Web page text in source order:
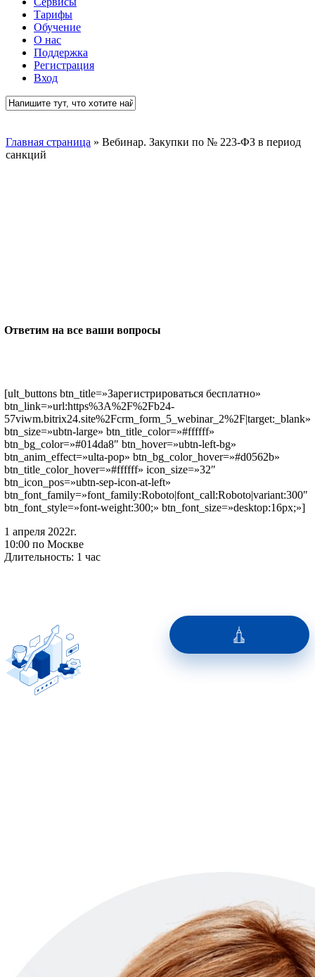
Тарифы
Обучение
О нас
Поддержка
Регистрация
Вход
Главная страница » Вебинар. Закупки по № 223-ФЗ в период
санкций
Ответим на все ваши вопросы
[ult_buttons btn_title=»Зарегистрироваться бесплатно»
btn_link=»url:https%3A%2F%2Fb24-
57viwm.bitrix24.site%2Fcrm_form_5_webinar_2%2F|target:_blank»
btn_size=»ubtn-large» btn_title_color=»#ffffff»
btn_bg_color=»#014da8″ btn_hover=»ubtn-left-bg»
btn_anim_effect=»ulta-pop» btn_bg_color_hover=»#d0562b»
btn_title_color_hover=»#ffffff» icon_size=»32″
btn_icon_pos=»ubtn-sep-icon-at-left»
btn_font_family=»font_family:Roboto|font_call:Roboto|variant:300″
btn_font_style=»font-weight:300;» btn_font_size=»desktop:16px;»]
1 апреля 2022г.
10:00 по Москве
Длительность: 1 час